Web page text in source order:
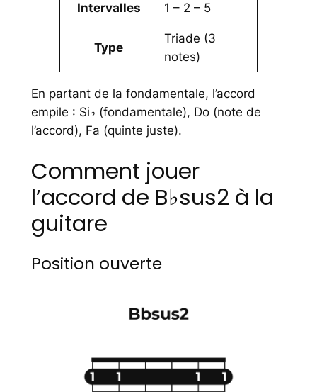
Intervalles 1 – 2 – 5
Type
Triade (3
notes)
En partant de la fondamentale, l’accord
empile : Si♭ (fondamentale), Do (note de
l’accord), Fa (quinte juste).
Comment jouer
l’accord de B♭sus2 à la
guitare
Position ouverte